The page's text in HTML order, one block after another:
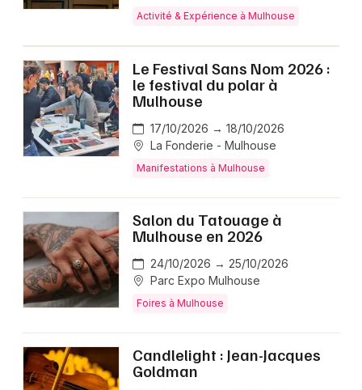
Activité & Expérience à Mulhouse
Le Festival Sans Nom 2026 :
le festival du polar à
Mulhouse
17/10/2026 → 18/10/2026
La Fonderie - Mulhouse
Manifestations à Mulhouse
Salon du Tatouage à
Mulhouse en 2026
24/10/2026 → 25/10/2026
Parc Expo Mulhouse
Foires à Mulhouse
Candlelight : Jean-Jacques
Goldman